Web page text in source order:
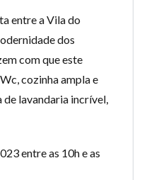
entre a Vila do
dos
com que este
cozinha ampla e
de lavandaria incrível,
entre as 10h e as